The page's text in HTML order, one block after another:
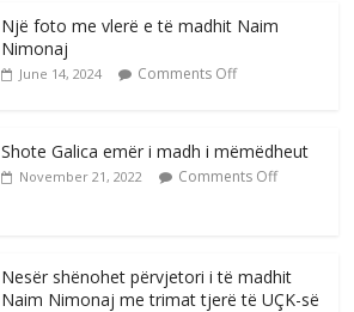
Një foto me vlerë e të madhit Naim
Nimonaj
June 14, 2024 Comments Off
Shote Galica emër i madh i mëmëdheut
November 21, 2022 Comments Off
Nesër shënohet përvjetori i të madhit
Naim Nimonaj me trimat tjerë të UÇK-së